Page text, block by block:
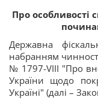
Про особливості
Державна
набранням
№ 1797-VІІІ "Про
України щодо
Україні" (далі –